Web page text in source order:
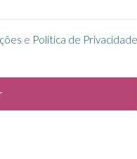
e Política de Privacidade